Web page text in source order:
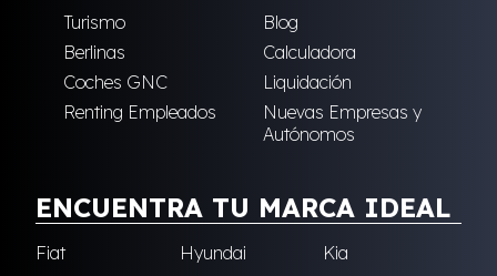
Turismo
Blog
Berlinas
Calculadora
Coches GNC
Liquidación
Renting Empleados
Nuevas Empresas y
Autónomos
ENCUENTRA TU MARCA IDEAL
Fiat Hyundai
Kia